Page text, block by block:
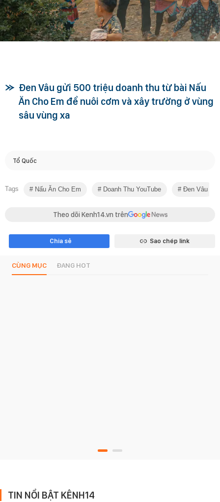
Đen Vâu gửi 500 triệu doanh thu từ bài Nấu
Ăn Cho Em để nuôi cơm và xây trường ở vùng
sâu vùng xa
Tổ Quốc
Tags Nấu Ăn Cho Em Doanh Thu YouTube Đen Vâu
Theo dõi Kenh14.vn trên
Chia sẻ Sao chép link
CÙNG MỤC ĐANG HOT
TIN NỔI BẬT KÊNH14